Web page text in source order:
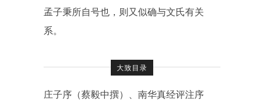
孟子秉所自号也，则又似确与文氏有关
系。
大致目录
庄子序（蔡毅中撰）、南华真经评注序